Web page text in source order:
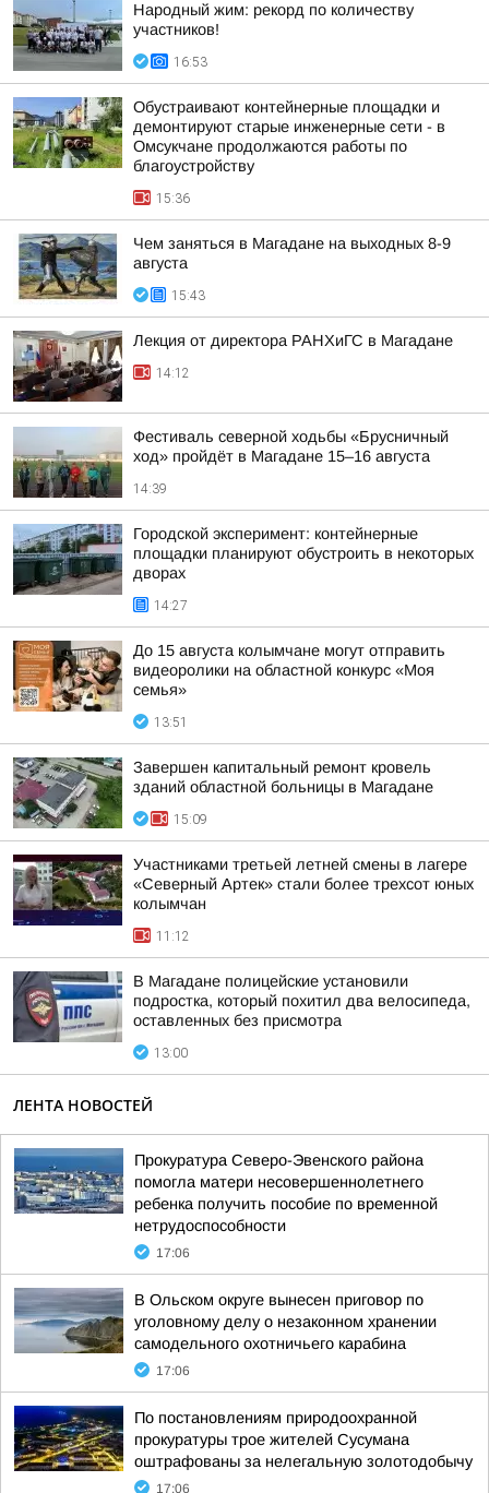
Народный жим: рекорд по количеству
участников!
16:53
Обустраивают контейнерные площадки и
демонтируют старые инженерные сети - в
Омсукчане продолжаются работы по
благоустройству
15:36
Чем заняться в Магадане на выходных 8-9
августа
15:43
Лекция от директора РАНХиГС в Магадане
14:12
Фестиваль северной ходьбы «Брусничный
ход» пройдёт в Магадане 15–16 августа
14:39
Городской эксперимент: контейнерные
площадки планируют обустроить в некоторых
дворах
14:27
До 15 августа колымчане могут отправить
видеоролики на областной конкурс «Моя
семья»
13:51
Завершен капитальный ремонт кровель
зданий областной больницы в Магадане
15:09
Участниками третьей летней смены в лагере
«Северный Артек» стали более трехсот юных
колымчан
11:12
В Магадане полицейские установили
подростка, который похитил два велосипеда,
оставленных без присмотра
13:00
ЛЕНТА НОВОСТЕЙ
Прокуратура Северо-Эвенского района
помогла матери несовершеннолетнего
ребенка получить пособие по временной
нетрудоспособности
17:06
В Ольском округе вынесен приговор по
уголовному делу о незаконном хранении
самодельного охотничьего карабина
17:06
По постановлениям природоохранной
прокуратуры трое жителей Сусумана
оштрафованы за нелегальную золотодобычу
17:06